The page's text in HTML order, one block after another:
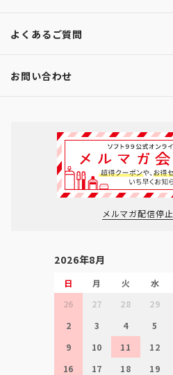
よくあるご質問
お問い合わせ
メルマガ配信停
2026年8月
日 月 火 水
26
27 28 29
2
3 4 5
9
10 11 12
16
17 18 19